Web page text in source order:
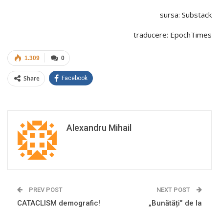
sursa: Substack
traducere: EpochTimes
0
1.309
Share Facebook
Alexandru Mihail
PREV POST
CATACLISM demografic!
NEXT POST
„Bunătăți” de la